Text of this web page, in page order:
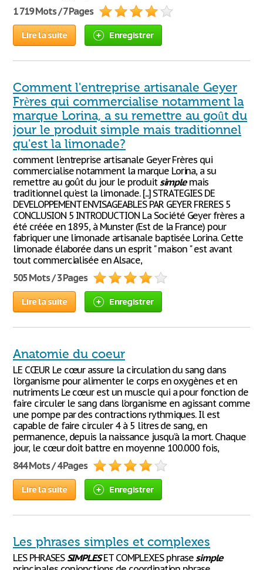
1 719 Mots / 7 Pages
Lire la suite Enregistrer
Comment l'entreprise artisanale Geyer
Frères qui commercialise notamment la
marque Lorina, a su remettre au goût du
jour le produit simple mais traditionnel
qu'est la limonade?
comment l'entreprise artisanale Geyer Frères qui
commercialise notamment la marque Lorina, a su
remettre au goût du jour le produitsimplemais
traditionnel qu'est la limonade. [...] STRATEGIES DE
DEVELOPPEMENT ENVISAGEABLES PAR GEYER FRERES 5
CONCLUSION 5 INTRODUCTION La Société Geyer frères a
été créée en 1895, à Munster (Est de la France) pour
fabriquer une limonade artisanale baptisée Lorina. Cette
limonade élaborée dans un esprit " maison " est avant
tout commercialisée en Alsace,
505 Mots / 3 Pages
Lire la suite Enregistrer
Anatomie du coeur
LE CŒUR Le cœur assure la circulation du sang dans
l'organisme pour alimenter le corps en oxygènes et en
nutriments Le cœur est un muscle qui a pour fonction de
faire circuler le sang dans l’organisme en agissant comme
une pompe par des contractions rythmiques. Il est
capable de faire circuler 4 à 5 litres de sang, en
permanence, depuis la naissance jusqu’à la mort. Chaque
jour, le cœur doit battre en moyenne 100.000 fois,
844 Mots / 4 Pages
Lire la suite Enregistrer
Les phrases simples et complexes
LES PHRASESSIMPLESET COMPLEXES phrasesimple